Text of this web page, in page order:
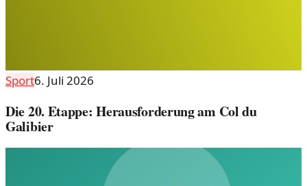
Sport6. Juli 2026
Die 20. Etappe: Herausforderung am Col du
Galibier